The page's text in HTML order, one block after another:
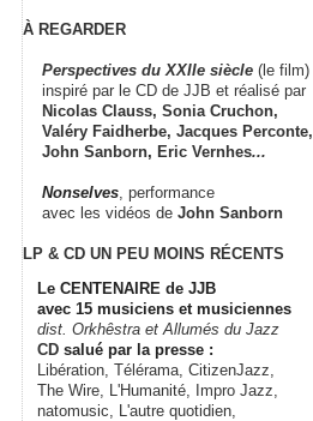
À REGARDER
Perspectives du XXIIe siècle (le film)
inspiré par le CD de JJB et réalisé par
Nicolas Clauss, Sonia Cruchon,
Valéry Faidherbe, Jacques Perconte,
John Sanborn, Eric Vernhes...
Nonselves , performance
avec les vidéos de John Sanborn
LP & CD UN PEU MOINS RÉCENTS
Le CENTENAIRE de JJB
avec 15 musiciens et musiciennes
dist. Orkhêstra et Allumés du Jazz
CD salué par la presse :
Libération, Télérama, CitizenJazz,
The Wire, L'Humanité, Impro Jazz,
natomusic, L'autre quotidien,